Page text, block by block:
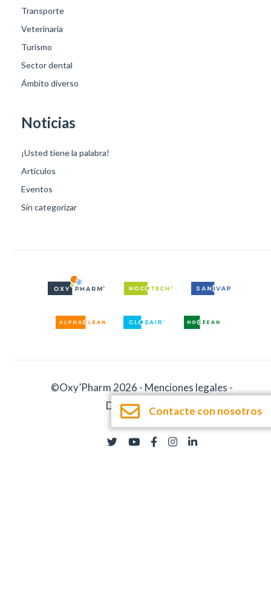
Transporte
Veterinaria
Turismo
Sector dental
Ámbito diverso
Noticias
¡Usted tiene la palabra!
Artículos
Eventos
Sin categorizar
©Oxy’Pharm 2026 - Menciones legales -
DocumentaciónContacte con nosotros